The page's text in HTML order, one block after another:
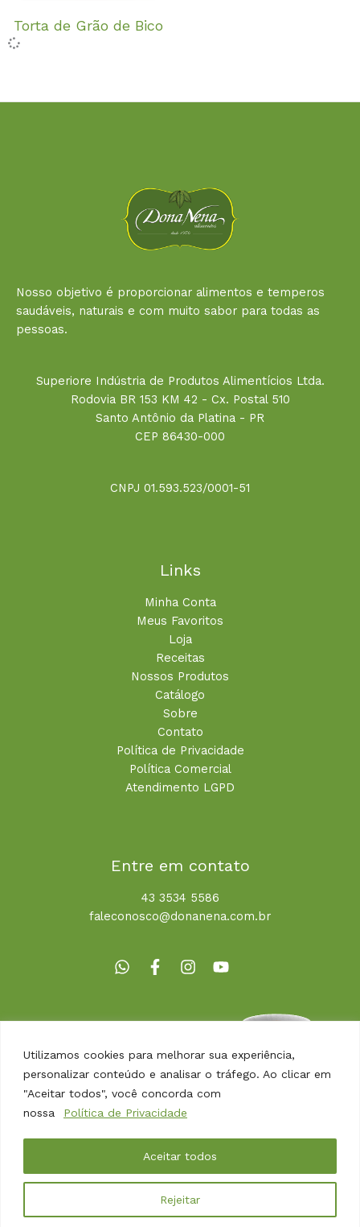
Utilizamos cookies para melhorar sua experiência,
personalizar conteúdo e analisar o tráfego. Ao clicar em
"Aceitar todos", você concorda com
nossa
Política de Privacidade
Rejeitar
Aceitar todos
Torta de Grão de Bico
Nosso objetivo é proporcionar alimentos e temperos
saudáveis, naturais e com muito sabor para todas as
pessoas.
Superiore Indústria de Produtos Alimentícios Ltda.
Rodovia BR 153 KM 42 - Cx. Postal 510
Santo Antônio da Platina - PR
CEP 86430-000
CNPJ 01.593.523/0001-51
Links
Minha Conta
Meus Favoritos
Loja
Receitas
Nossos Produtos
Catálogo
Sobre
Contato
Política de Privacidade
Política Comercial
Atendimento LGPD
Entre em contato
43 3534 5586
faleconosco@donanena.com.br
Copyright © 2026 | Dona Nena Alimentos
Desenvolvido por Agência Arbor